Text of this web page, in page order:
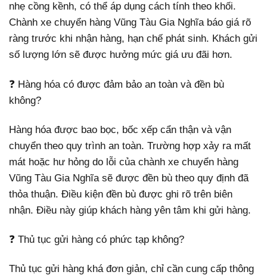
nhẹ cồng kềnh, có thể áp dụng cách tính theo khối.
Chành xe chuyển hàng Vũng Tàu Gia Nghĩa báo giá rõ
ràng trước khi nhận hàng, hạn chế phát sinh. Khách gửi
số lượng lớn sẽ được hưởng mức giá ưu đãi hơn.
❓ Hàng hóa có được đảm bảo an toàn và đền bù
không?
Hàng hóa được bao bọc, bốc xếp cẩn thận và vận
chuyển theo quy trình an toàn. Trường hợp xảy ra mất
mát hoặc hư hỏng do lỗi của chành xe chuyển hàng
Vũng Tàu Gia Nghĩa sẽ được đền bù theo quy định đã
thỏa thuận. Điều kiện đền bù được ghi rõ trên biên
nhận. Điều này giúp khách hàng yên tâm khi gửi hàng.
❓ Thủ tục gửi hàng có phức tạp không?
Thủ tục gửi hàng khá đơn giản, chỉ cần cung cấp thông